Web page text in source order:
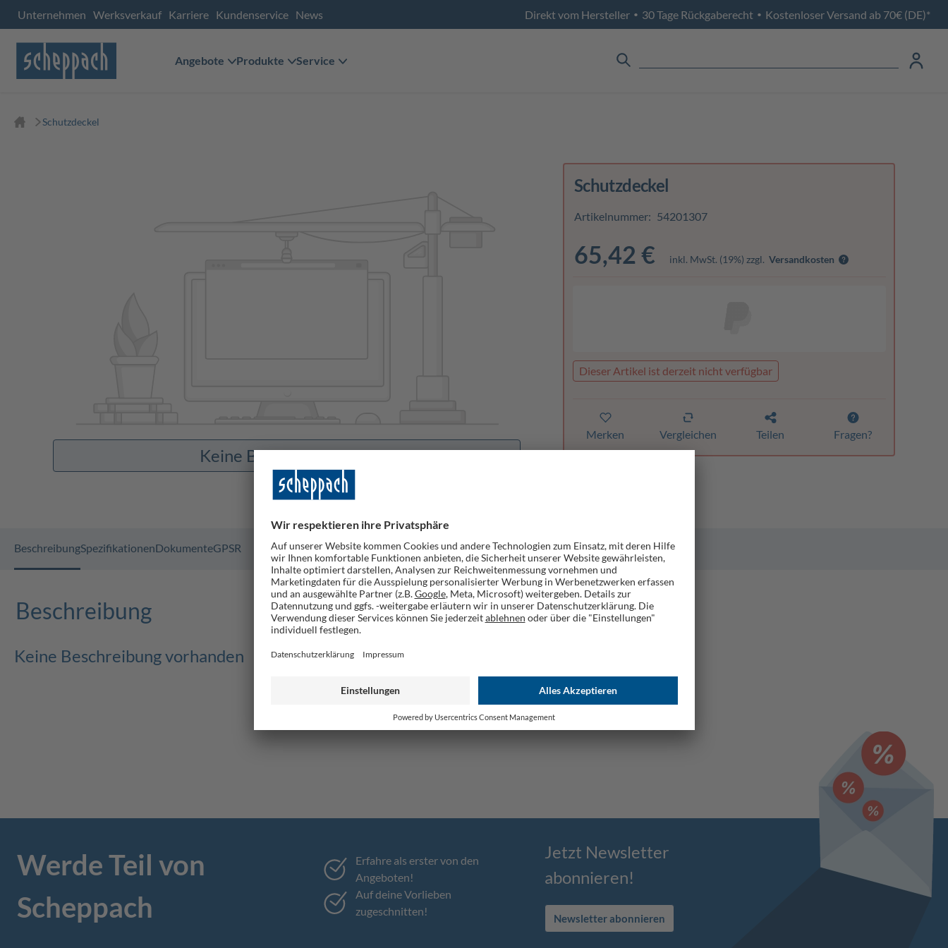
Unternehmen Werksverkauf Karriere Kundenservice News Direkt vom Hersteller • 30 Tage Rückgaberecht • Kostenloser Versand ab 70€ (DE)*
Angebote Produkte Service
Schutzdeckel
Keine Bilder vorhanden
Schutzdeckel
Artikelnummer: 54201307
65,42 € inkl. MwSt. (19%) zzgl. Versandkosten
Dieser Artikel ist derzeit nicht verfügbar
Merken Vergleichen Teilen Fragen?
BeschreibungSpezifikationenDokumenteGPSR
Beschreibung
Keine Beschreibung vorhanden
Werde Teil von
Scheppach
Erfahre als erster von den
Angeboten!
Auf deine Vorlieben
zugeschnitten!
Jetzt Newsletter
abonnieren!
Newsletter abonnieren